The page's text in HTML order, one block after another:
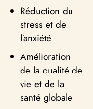
Réduction du
stress et de
l’anxiété
Amélioration
de la qualité de
vie et de la
santé globale